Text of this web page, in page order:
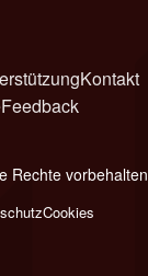
Kontakt
Feedback
Rechte vorbehalten
Cookies